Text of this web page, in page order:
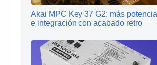
Akai MPC Key 37 G2: más potencia
e integración con acabado retro